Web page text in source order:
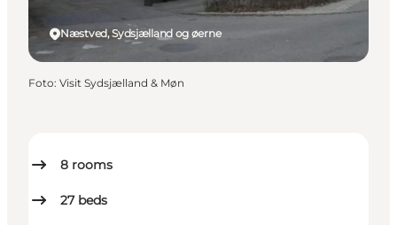
8 rooms
27 beds
Næstved, Sydsjælland og øerne
Foto: Visit Sydsjælland & Møn